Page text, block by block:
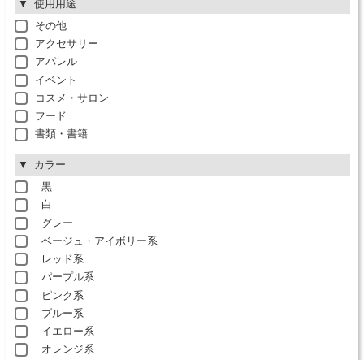
使用用途
その他
アクセサリー
アパレル
イベント
コスメ・サロン
フード
書類・書籍
カラー
黒
白
グレー
ベージュ・アイボリー系
レッド系
パープル系
ピンク系
ブルー系
イエロー系
オレンジ系